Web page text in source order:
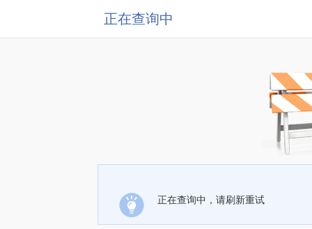
正在查询中
正在查询中，请刷新重试